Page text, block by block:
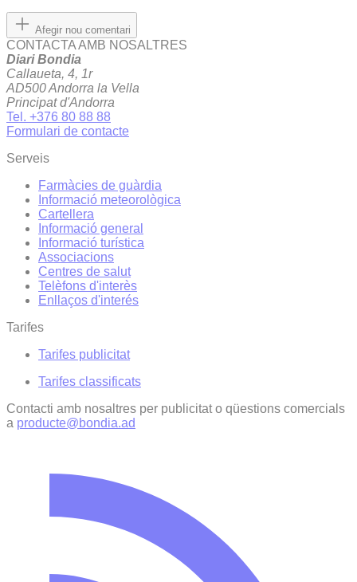
Afegir nou comentari
CONTACTA AMB NOSALTRES
Diari Bondia
Callaueta, 4, 1r
AD500 Andorra la Vella
Principat d'Andorra
Tel. +376 80 88 88
Formulari de contacte
Serveis
Farmàcies de guàrdia
Informació meteorològica
Cartellera
Informació general
Informació turística
Associacions
Centres de salut
Telèfons d'interès
Enllaços d'interés
Tarifes
Tarifes publicitat
Tarifes classificats
Contacti amb nosaltres per publicitat o qüestions comercials
a producte@bondia.ad